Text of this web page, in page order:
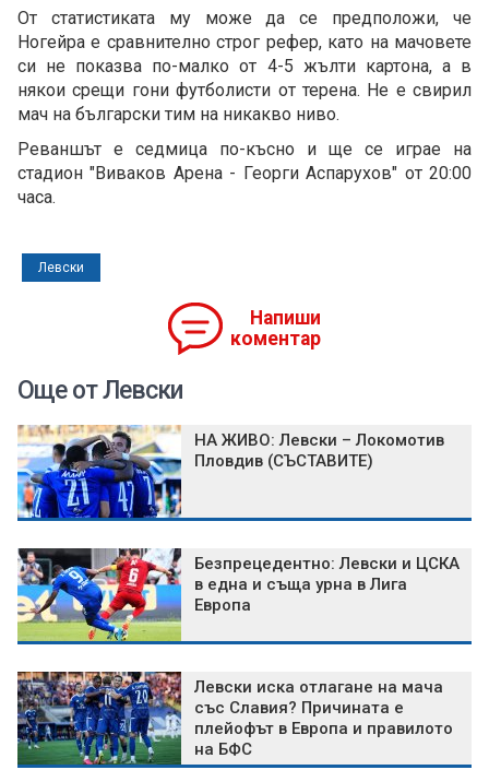
От статистиката му може да се предположи, че
Ногейра е сравнително строг рефер, като на мачовете
си не показва по-малко от 4-5 жълти картона, а в
някои срещи гони футболисти от терена. Не е свирил
мач на български тим на никакво ниво.
Реваншът е седмица по-късно и ще се играе на
стадион "Виваков Арена - Георги Аспарухов" от 20:00
часа.
Левски
Напиши
коментар
Още от Левски
НА ЖИВО: Левски – Локомотив
Пловдив (СЪСТАВИТЕ)
Безпрецедентно: Левски и ЦСКА
в една и съща урна в Лига
Европа
Левски иска отлагане на мача
със Славия? Причината е
плейофът в Европа и правилото
на БФС